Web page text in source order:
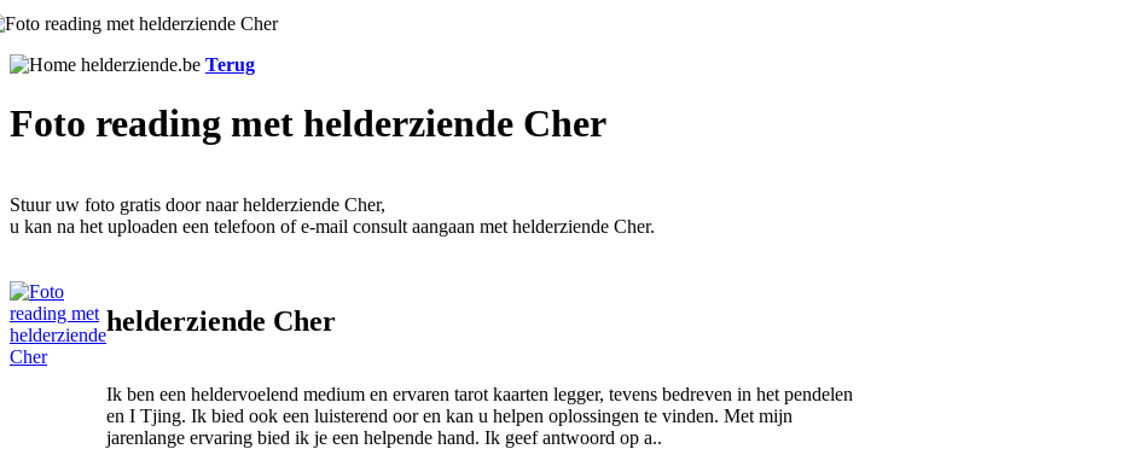
Terug
Foto reading met helderziende Cher
Stuur uw foto gratis door naar helderziende Cher,
u kan na het uploaden een telefoon of e-mail consult aangaan met helderziende Cher.
helderziende Cher
Ik ben een heldervoelend medium en ervaren tarot kaarten legger, tevens bedreven in het pendelen
en I Tjing. Ik bied ook een luisterend oor en kan u helpen oplossingen te vinden. Met mijn
jarenlange ervaring bied ik je een helpende hand. Ik geef antwoord op a..